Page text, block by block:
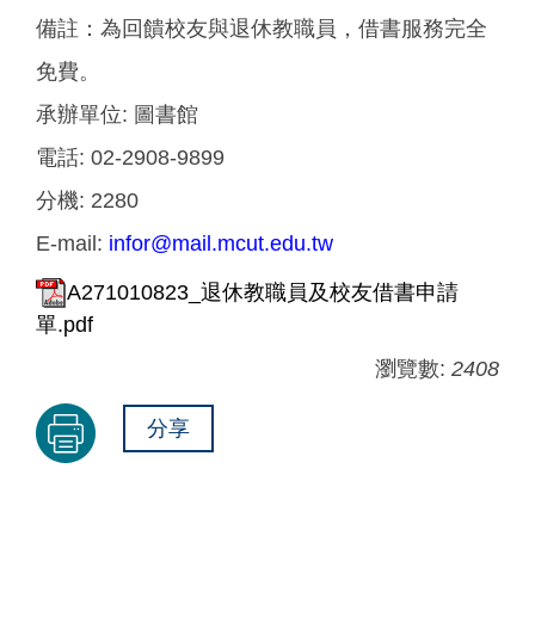
備註：為回饋校友與退休教職員，借書服務完全
免費。
承辦單位: 圖書館
電話: 02-2908-9899
分機: 2280
E-mail: infor@mail.mcut.edu.tw
A271010823_退休教職員及校友借書申請
單.pdf
瀏覽數: 2408
分享